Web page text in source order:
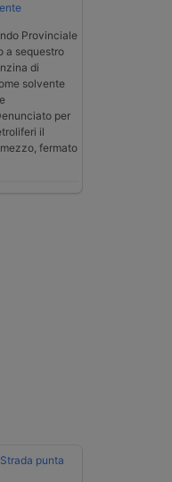
Provinciale
a sequestro
di
solvente
per
il
fermato
punta